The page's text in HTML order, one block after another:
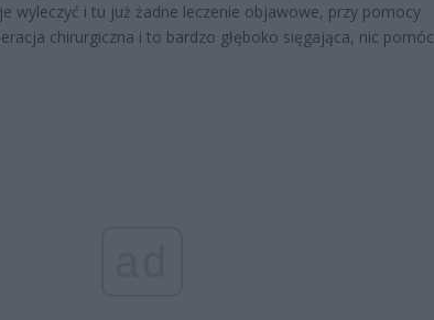
wyleczyć i tu już żadne leczenie objawowe, przy pomocy
chirurgiczna i to bardzo głęboko sięgająca, nic pomóc